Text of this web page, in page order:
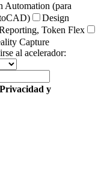
Automation (para
Design
Token Flex
Capture
al acelerador:
y